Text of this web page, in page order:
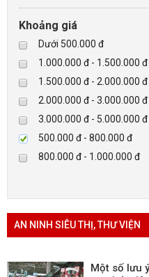
Checkpoint
Paradox-Canada
D-max
HIKVISON
Eguard
Khác
Rapiscan
Khoảng giá
Dưới 500.000 đ
1.000.000 đ - 1.500.000 đ
1.500.000 đ - 2.000.000 đ
2.000.000 đ - 3.000.000 đ
3.000.000 đ - 5.000.000 đ
500.000 đ - 800.000 đ
800.000 đ - 1.000.000 đ
AN NINH SIÊU THỊ, THƯ VIỆN
Một số lưu
LIÊN HỆ